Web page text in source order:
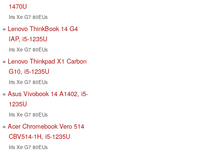
1470U
Iris Xe G7 80EUs
Lenovo ThinkBook 14 G4
IAP, i5-1235U
Iris Xe G7 80EUs
Lenovo Thinkpad X1 Carbon
G10, i5-1235U
Iris Xe G7 80EUs
Asus Vivobook 14 A1402, i5-
1235U
Iris Xe G7 80EUs
Acer Chromebook Vero 514
CBV514-1H, i5-1235U
Iris Xe G7 80EUs